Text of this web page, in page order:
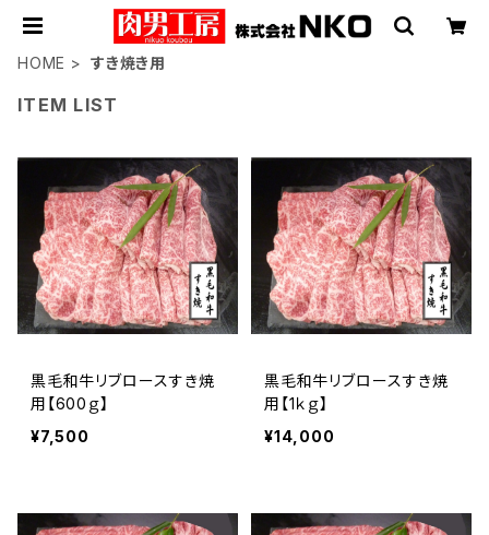
HOME すき焼き用
ITEM LIST
黒毛和牛リブロースすき焼
用【600ｇ】
¥7,500
黒毛和牛リブロースすき焼
用【1ｋｇ】
¥14,000